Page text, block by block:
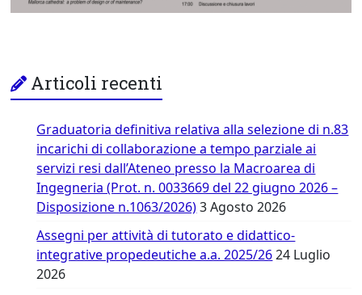
Articoli recenti
Graduatoria definitiva relativa alla selezione di n.83
incarichi di collaborazione a tempo parziale ai
servizi resi dall’Ateneo presso la Macroarea di
Ingegneria (Prot. n. 0033669 del 22 giugno 2026 –
Disposizione n.1063/2026) 3 Agosto 2026
Assegni per attività di tutorato e didattico-
integrative propedeutiche a.a. 2025/26 24 Luglio
2026